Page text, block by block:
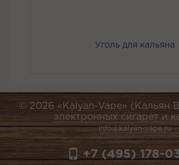
Уголь для кальяна
© 2026 «Kalyan-Vape» (Кальян
электронных сигарет и
info@kalyan-vape.ru
+7 (495) 178-